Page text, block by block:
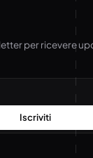
per ricevere
Iscriviti